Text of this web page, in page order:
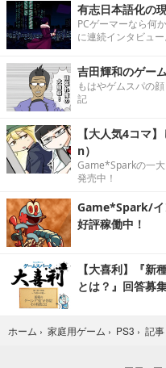
有志日本語化の
PCゲーマーなら何
に連続インタビュー
吉田輝和のゲー
もはやゲムスパの
記
【大人気4コマ
n）
Game*Sparkの一
発売中！
Game*Spark/イ
好評稼働中！
【大喜利】『新
とは？』回答募
ホーム › 家庭用ゲーム › PS3 › 記事